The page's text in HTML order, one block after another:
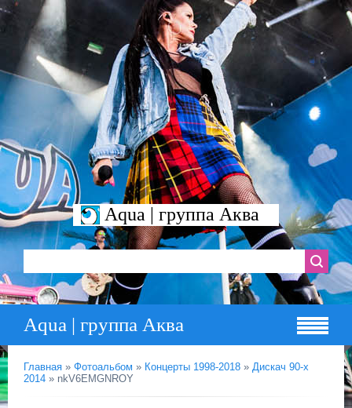
Aqua | группа Аква
Aqua | группа Аква
Главная » Фотоальбом » Концерты 1998-2018 » Дискач 90-х
2014 » nkV6EMGNROY